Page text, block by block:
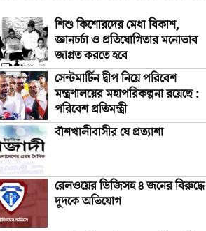
শিশু কিশোরদের মেধা বিকাশ,
জ্ঞানচর্চা ও প্রতিযোগিতার মনোভাব
জাগ্রত করতে হবে
সেন্টমার্টিন দ্বীপ নিয়ে পরিবেশ
মন্ত্রণালয়ের মহাপরিকল্পনা রয়েছে :
পরিবেশ প্রতিমন্ত্রী
বাঁশখালীবাসীর যে প্রত্যাশা
রেলওয়ের ডিজিসহ ৪ জনের বিরুদ্ধে
দুদকে অভিযোগ